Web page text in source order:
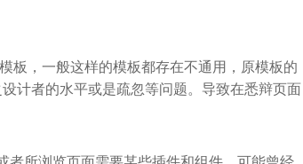
板，一般这样的模板都存在不通用，原模板的
计者的水平或是疏忽等问题。导致在悉辩页面